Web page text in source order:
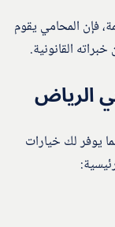
فإن المحامي يقوم
القانونية.
الرياض
يوفر لك خيارات